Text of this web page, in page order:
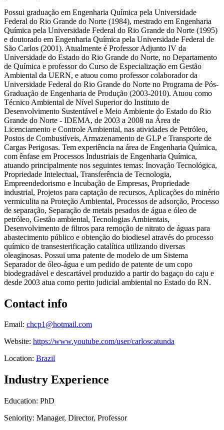
Possui graduação em Engenharia Química pela Universidade
Federal do Rio Grande do Norte (1984), mestrado em Engenharia
Química pela Universidade Federal do Rio Grande do Norte (1995)
e doutorado em Engenharia Química pela Universidade Federal de
São Carlos (2001). Atualmente é Professor Adjunto IV da
Universidade do Estado do Rio Grande do Norte, no Departamento
de Química e professor do Curso de Especialização em Gestão
Ambiental da UERN, e atuou como professor colaborador da
Universidade Federal do Rio Grande do Norte no Programa de Pós-
Graduação de Engenharia de Produção (2003-2010). Atuou como
Técnico Ambiental de Nível Superior do Instituto de
Desenvolvimento Sustentável e Meio Ambiente do Estado do Rio
Grande do Norte - IDEMA, de 2003 a 2008 na Área de
Licenciamento e Controle Ambiental, nas atividades de Petróleo,
Postos de Combustíveis, Armazenamento de GLP e Transporte de
Cargas Perigosas. Tem experiência na área de Engenharia Química,
com ênfase em Processos Industriais de Engenharia Química,
atuando principalmente nos seguintes temas: Inovação Tecnológica,
Propriedade Intelectual, Transferência de Tecnologia,
Empreendedorismo e Incubação de Empresas, Propriedade
industrial, Projetos para captação de recursos, Aplicações do minério
vermiculita na Proteção Ambiental, Processos de adsorção, Processo
de separação, Separação de metais pesados de água e óleo de
petróleo, Gestão ambiental, Tecnologias Ambientais,
Desenvolvimento de filtros para remoção de nitrato de águas para
abastecimento público e obtenção do biodiesel através do processo
químico de transesterificação catalítica utilizando diversas
oleaginosas. Possui uma patente de modelo de um Sistema
Separador de óleo-água e um pedido de patente de um copo
biodegradável e descartável produzido a partir do bagaço do caju e
desde 2003 atua como perito judicial ambiental no Estado do RN.
Contact info
Email: chcp1@hotmail.com
Website: https://www.youtube.com/user/carloscatunda
Location: Brazil
Industry Experience
Education: PhD
Seniority: Manager, Director, Professor